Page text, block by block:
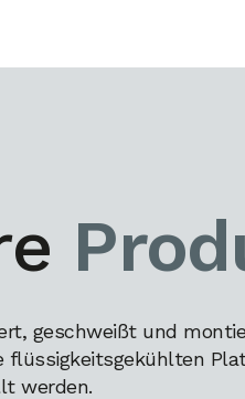
geschweißt und
flüssigkeitsgekühlten
werden.